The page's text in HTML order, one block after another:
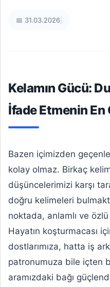
📅 31.03.2026
Kelamın Gücü:
İfade Etmenin En
Bazen içimizden
kolay olmaz. Birkaç
düşüncelerimizi karşı
doğru kelimeleri
noktada, anlamlı ve
Hayatın koşturmacası
dostlarımıza, hatta iş
patronumuza bile içten
aramızdaki bağı